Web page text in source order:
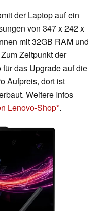
der Laptop auf ein
von 347 x 242 x
mit 32GB RAM und
Zeitpunkt der
das Upgrade auf die
Aufpreis, dort ist
Weitere Infos
Lenovo-Shop .